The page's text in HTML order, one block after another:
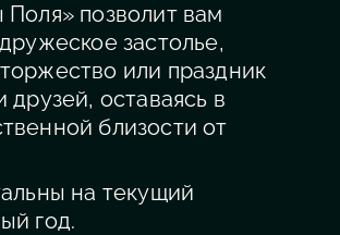
позволит вам
застолье,
или праздник
друзей, оставаясь в
близости от
на текущий
год.